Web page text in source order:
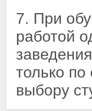
7. При
работой
только
выбору